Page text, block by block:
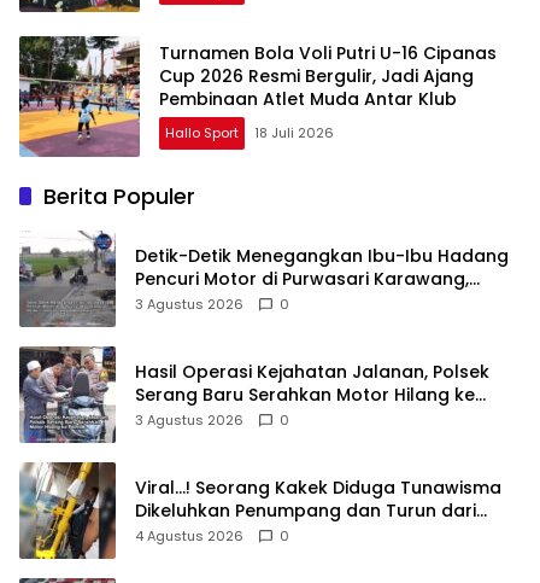
Turnamen Bola Voli Putri U-16 Cipanas
Cup 2026 Resmi Bergulir, Jadi Ajang
Pembinaan Atlet Muda Antar Klub
Hallo Sport 18 Juli 2026
Berita Populer
Detik-Detik Menegangkan Ibu-Ibu Hadang
Pencuri Motor di Purwasari Karawang,
Pelaku Lolos di Tengah Keramaian!
3 Agustus 2026 0
Hasil Operasi Kejahatan Jalanan, Polsek
Serang Baru Serahkan Motor Hilang ke
Pemilik
3 Agustus 2026 0
Viral…! Seorang Kakek Diduga Tunawisma
Dikeluhkan Penumpang dan Turun dari
TransJakarta Karena Bau Badan
4 Agustus 2026 0